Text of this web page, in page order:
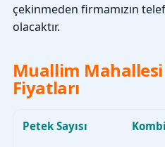
çekinmeden firmamızın
olacaktır.
Muallim
Fiyatları
Petek Sayısı